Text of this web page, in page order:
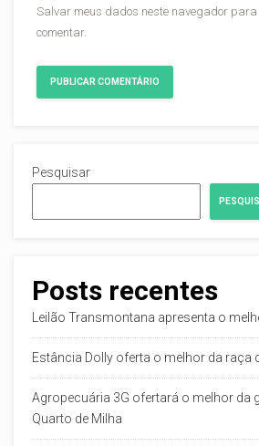
Salvar meus dados neste navegador para
comentar.
Pesquisar
Posts recentes
Leilão Transmontana apresenta o
Estância Dolly oferta o melhor da raça
Agropecuária 3G ofertará o melhor da
Quarto de Milha